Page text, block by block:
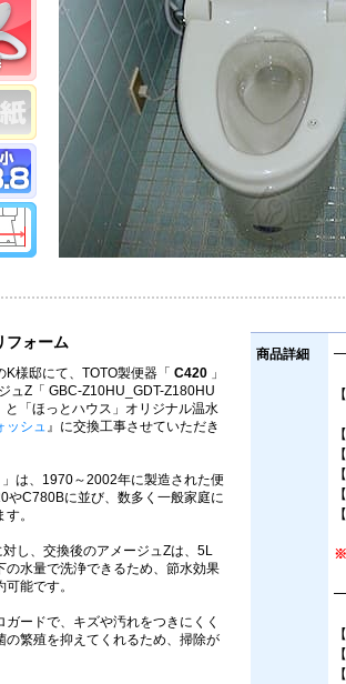
フォーム
様邸にて、TOTO製便器「 C420 」
ュZ「 GBC-Z10HU_GDT-Z180HU
と「ほっとハウス」オリジナル温水
ッシュ』に交換工事させていただき
」は、1970～2002年に製造された便
やC780Bに並び、数多く一般家庭に
。
し、交換後のアメージュZは、5L
の水量で洗浄できるため、節水効果
能です。
ードで、キズや汚れをつきにくく
の繁殖を抑えてくれるため、掃除が
商品詳細
※